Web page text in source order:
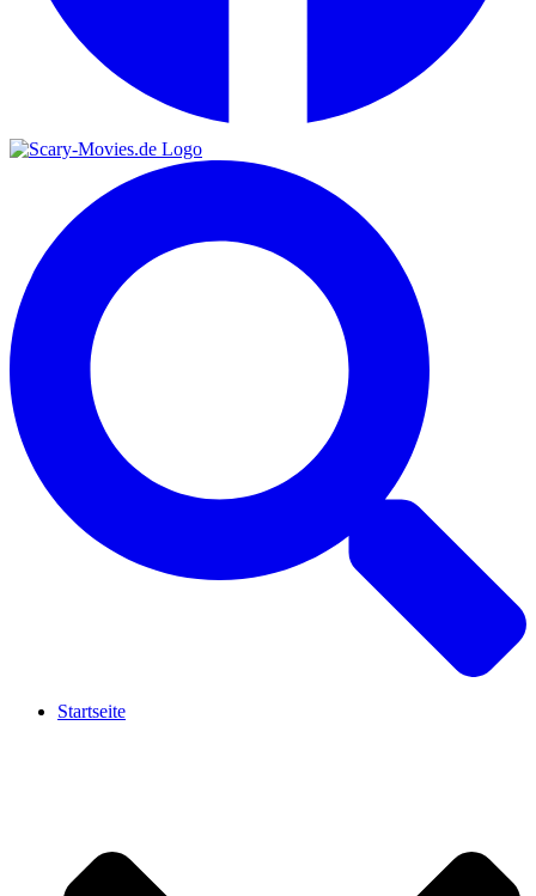
Startseite